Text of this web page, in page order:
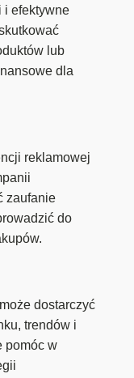
i efektywne
lub
dla
reklamowej
zaufanie
do
dostarczyć
trendów i
pomóc w